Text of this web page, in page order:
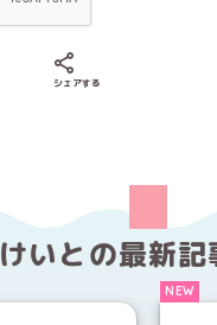
シェアする
けいとの最新記